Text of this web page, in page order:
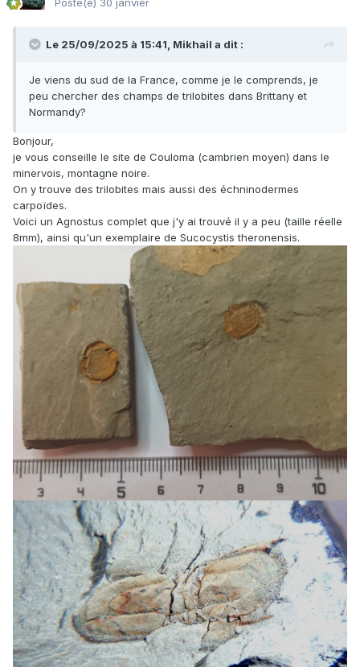
Posté(e) 30 janvier
Le 25/09/2025 à 15:41, Mikhail a dit :
Je viens du sud de la France, comme je le comprends, je
peu chercher des champs de trilobites dans Brittany et
Normandy?
Bonjour,
je vous conseille le site de Couloma (cambrien moyen) dans le
minervois, montagne noire.
On y trouve des trilobites mais aussi des échninodermes
carpoïdes.
Voici un Agnostus complet que j'y ai trouvé il y a peu (taille réelle
8mm), ainsi qu'un exemplaire de Sucocystis theronensis.